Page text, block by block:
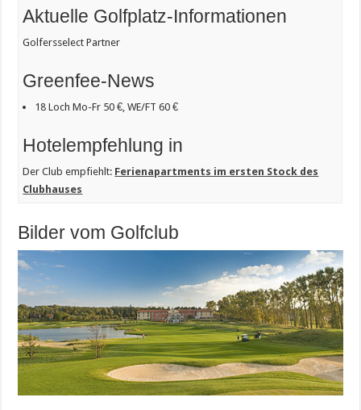
Aktuelle Golfplatz-Informationen
Golfersselect Partner
Greenfee-News
18 Loch Mo-Fr 50 €, WE/FT 60 €
Hotelempfehlung in
Der Club empfiehlt: Ferienapartments im ersten Stock des
Clubhauses
Bilder vom Golfclub